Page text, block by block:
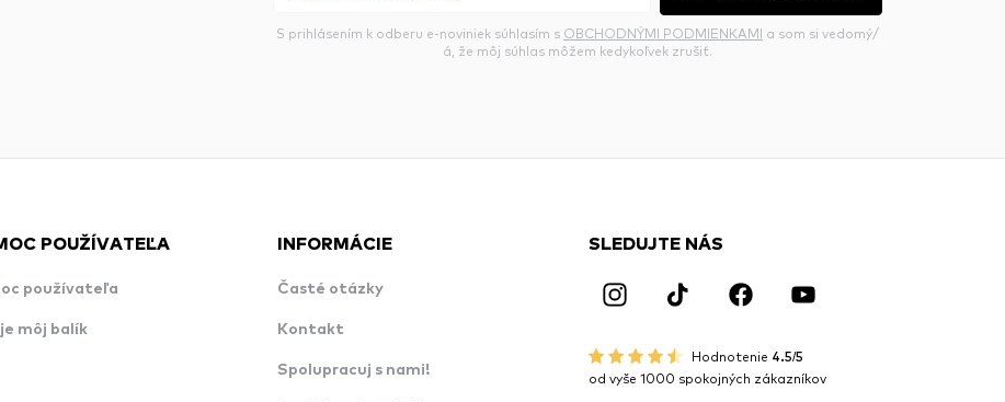
S prihlásením k odberu e-noviniek súhlasím s OBCHODNÝMI PODMIENKAMI a som si vedomý/
á, že môj súhlas môžem kedykoľvek zrušiť.
POUŽÍVATEĽA
používateľa
je môj balík
INFORMÁCIE
Časté otázky
Kontakt
Spolupracuj s nami!
SLEDUJTE NÁS
Hodnotenie 4.5/5
od vyše 1000 spokojných zákazníkov